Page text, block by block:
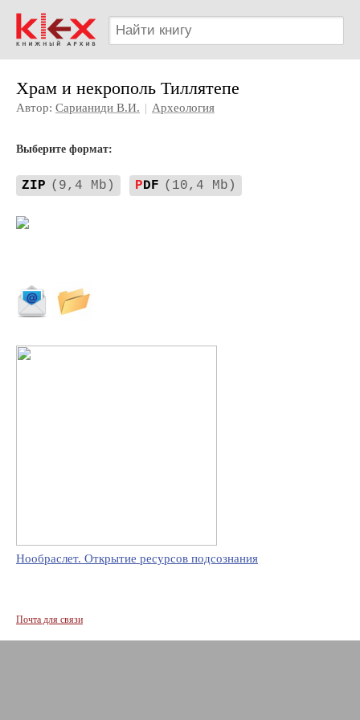
Храм и некрополь Тиллятепе
Автор: Сарианиди В.И. | Археология
Выберите формат:
ZIP (9,4 Mb) PDF (10,4 Mb)
Нообраслет. Открытие ресурсов подсознания
Почта для связи